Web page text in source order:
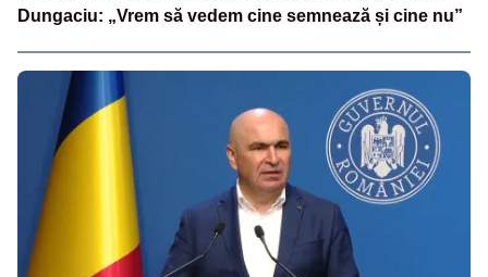
Dungaciu: „Vrem să vedem cine semnează și cine nu”